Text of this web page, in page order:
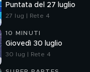
Puntata del 27 luglio
27 lug | Rete 4
10 MINUTI
Giovedì 30 luglio
30 lug | Rete 4